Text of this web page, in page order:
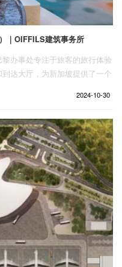
｜OIFFILS建筑事务所
办事处专注于旅客的旅行体验
达大厅，为新加坡提供了一个
2024-10-30